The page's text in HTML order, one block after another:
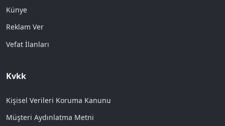
Künye
Reklam Ver
Vefat İlanları
Kvkk
Kişisel Verileri Koruma Kanunu
Müşteri Aydınlatma Metni